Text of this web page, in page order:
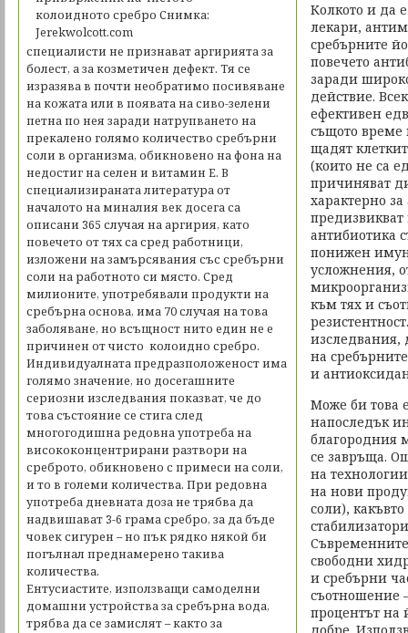
специалисти не признават аргирията за
болест, а за козметичен дефект. Тя се
изразява в почти необратимо посивяване
на кожата или в появата на сиво-зелени
петна по нея заради натрупването на
прекалено голямо количество сребърни
соли в организма, обикновено на фона на
недостиг на селен и витамин Е. В
специализираната литература от
началото на миналия век досега са
описани 365 случая на аргирия, като
повечето от тях са сред работници,
изложени на замърсявания със сребърни
соли на работното си място. Сред
милионите, употребявали продукти на
сребърна основа, има 70 случая на това
заболяване, но всъщност нито един не е
причинен от чисто колоидно сребро.
Индивидуалната предразположеност има
голямо значение, но досегашните
сериозни изследвания показват, че до
това състояние се стига след
многогодишна редовна употреба на
висококонцентрирани разтвори на
среброто, обикновено с примеси на соли,
и то в големи количества. При редовна
употреба дневната доза не трябва да
надвишават 3-6 грама сребро, за да бъде
човек сигурен – но пък рядко някой би
погълнал преднамерено такива
количества.
Ентусиастите, използващи самоделни
домашни устройства за сребърна вода,
трябва да се замислят – както за
Колкото и да
лекари,
сребърните
повечето
заради
действие.
ефективен
същото време
щадят
(които не са
причиняват
характерно
предизвикват
антибиотика
понижен
усложнения,
към тях и
изследвания,
на
и
Може би това
напоследък
благородния
се завръща.
на
на нови
соли),
свободни
и сребърни
съотношение
процентът на